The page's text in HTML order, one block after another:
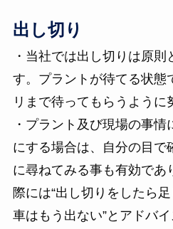
出し切り
・当社では出し切りは原則
す。プラントが待てる状態
リまで待ってもらうように
・プラント及び現場の事情
にする場合は、自分の目で
に尋ねてみる事も有効であ
際には“出し切りをしたら
車はもう出ない”とアドバイ